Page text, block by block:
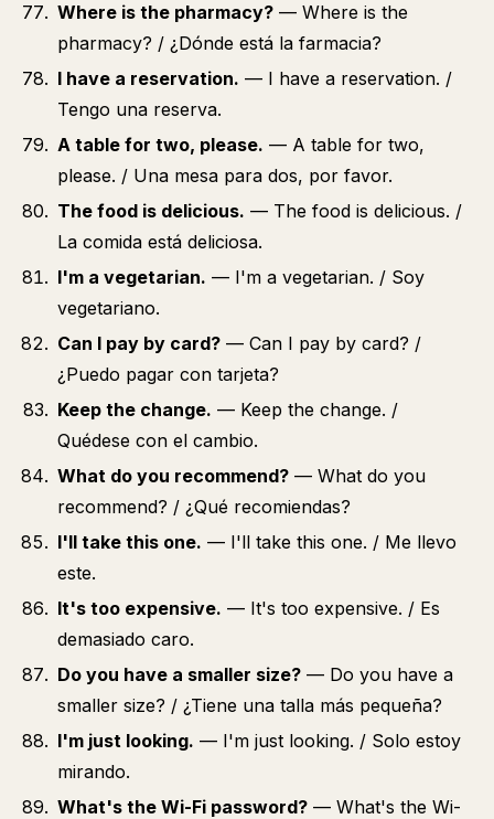
Where is the pharmacy? — Where is the
pharmacy? / ¿Dónde está la farmacia?
I have a reservation. — I have a reservation. /
Tengo una reserva.
A table for two, please. — A table for two,
please. / Una mesa para dos, por favor.
The food is delicious. — The food is delicious. /
La comida está deliciosa.
I'm a vegetarian. — I'm a vegetarian. / Soy
vegetariano.
Can I pay by card? — Can I pay by card? /
¿Puedo pagar con tarjeta?
Keep the change. — Keep the change. /
Quédese con el cambio.
What do you recommend? — What do you
recommend? / ¿Qué recomiendas?
I'll take this one. — I'll take this one. / Me llevo
este.
It's too expensive. — It's too expensive. / Es
demasiado caro.
Do you have a smaller size? — Do you have a
smaller size? / ¿Tiene una talla más pequeña?
I'm just looking. — I'm just looking. / Solo estoy
mirando.
What's the Wi-Fi password? — What's the Wi-